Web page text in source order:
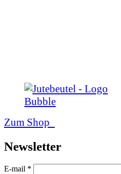
Zum Shop
News­letter
E-mail *